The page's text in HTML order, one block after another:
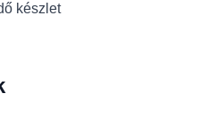
készlet